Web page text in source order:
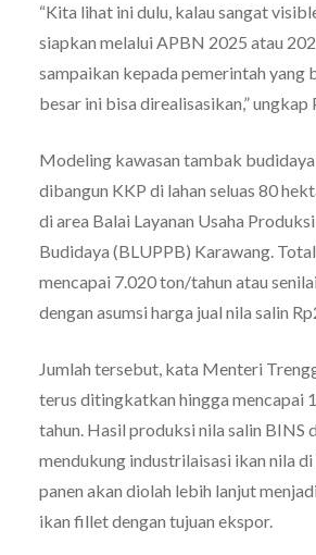
“Kita lihat ini dulu, kalau sangat
siapkan melalui APBN 2025 atau
sampaikan kepada pemerintah yang
besar ini bisa direalisasikan,”
Modeling kawasan tambak budidaya
dibangun KKP di lahan seluas 80
di area Balai Layanan Usaha
Budidaya (BLUPPB) Karawang.
mencapai 7.020 ton/tahun atau
dengan asumsi harga jual nila salin
Jumlah tersebut, kata Menteri
terus ditingkatkan hingga mencapai
tahun. Hasil produksi nila salin BINS
mendukung industrilaisasi ikan nila
panen akan diolah lebih lanjut
ikan fillet dengan tujuan ekspor.